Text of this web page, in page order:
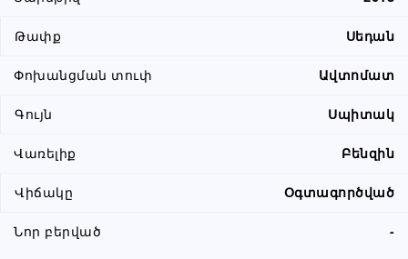
Թափք Սեդան
Փոխանցման տուփ Ավտոմատ
Գույն Սպիտակ
Վառելիք Բենզին
Վիճակը Օգտագործված
Նոր բերված -